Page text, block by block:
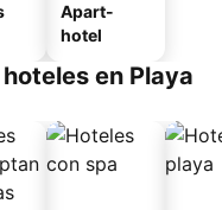
Apart-
hotel
en Playa